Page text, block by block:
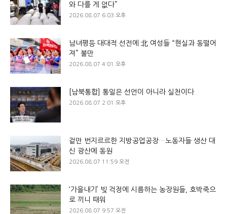
와 다를 게 없다”
2026.08.07 6:03 오후
남녀평등 대대적 선전에 北 여성들 “현실과 동떨어
져” 불만
2026.08.07 4:01 오후
[남북통합] 통일은 선언이 아니라 실천이다
2026.08.07 2:01 오후
겉만 번지르르한 지방공업공장…노동자들 생산 대
신 광산에 동원
2026.08.07 11:59 오전
‘가을내기’ 빚 걱정에 시름하는 농장원들, 호박죽으
로 끼니 때워
2026.08.07 9:57 오전